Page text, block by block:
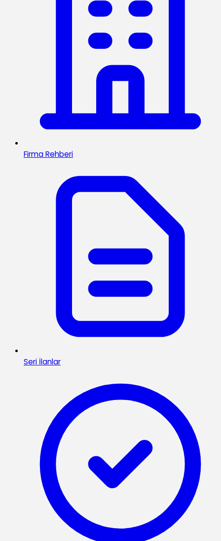
Firma Rehberi
Seri İlanlar